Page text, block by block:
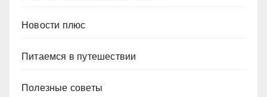
Новости плюс
Питаемся в путешествии
Полезные советы